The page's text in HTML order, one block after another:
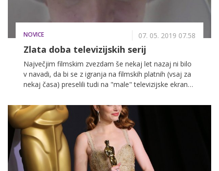
NOVICE 07. 05. 2019 07.58
Zlata doba televizijskih serij
Največjim filmskim zvezdam še nekaj let nazaj ni bilo
v navadi, da bi se z igranja na filmskih platnih (vsaj za
nekaj časa) preselili tudi na "male" televizijske ekrane.
bi njihovo "vrnitev" na male ekrane mediji lahko
razumeli kot korak nazaj v karieri. Potem pa se je z
Glenn Close in njeno vlogo odvetnice v Nevarni igri
("Damages"), ki smo jo spremljali tudi pri nas, pričel
nov trend.